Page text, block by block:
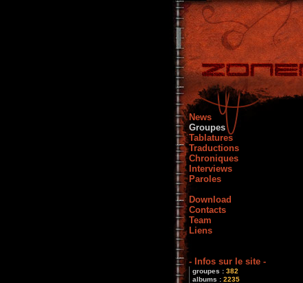
News
Groupes
Tablatures
Traductions
Chroniques
Interviews
Paroles
Download
Contacts
Team
Liens
- Infos sur le site -
groupes : 382
albums : 2235